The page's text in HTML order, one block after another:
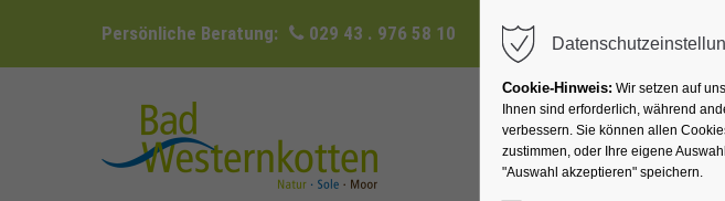
Persönliche Beratung: 029 43 . 976 58 10 info@badwesternkotten.de
Ihr Heilbad
Cookie-Hinweis: Wir setzen auf
Ihnen sind erforderlich, während
verbessern. Sie können allen
zustimmen, oder Ihre eigene
"Auswahl akzeptieren" speichern.